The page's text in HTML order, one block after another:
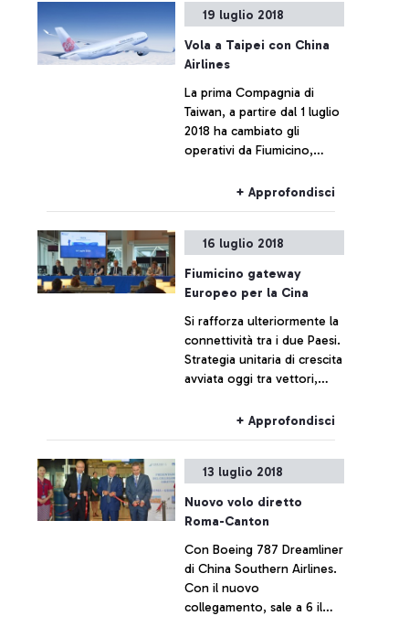
19 luglio 2018
Vola a Taipei con China
Airlines
La prima Compagnia di
Taiwan, a partire dal 1 luglio
2018 ha cambiato gli
operativi da Fiumicino,
frequenze. Sono passati a
tre voli i voli settimanali
della compagnia sulla rotta
nonstop Roma-Taipei
+ Approfondisci
16 luglio 2018
Fiumicino gateway
Europeo per la Cina
Si rafforza ulteriormente la
connettività tra i due Paesi.
Strategia unitaria di crescita
avviata oggi tra vettori,
nell’incontro organizzato
da ADR e Unindustria
+ Approfondisci
13 luglio 2018
Nuovo volo diretto
Roma-Canton
Con Boeing 787 Dreamliner
di China Southern Airlines.
Con il nuovo
collegamento, sale a 6 il